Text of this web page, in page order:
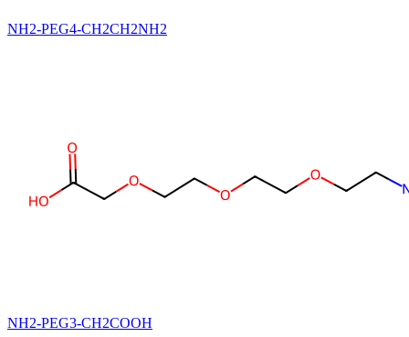
NH2-PEG4-CH2CH2NH2
NH2-PEG3-CH2COOH